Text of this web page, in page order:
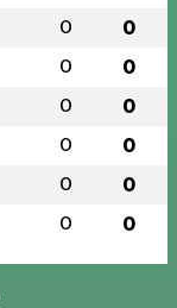
0 0
0 0
0 0
0 0
0 0
0 0